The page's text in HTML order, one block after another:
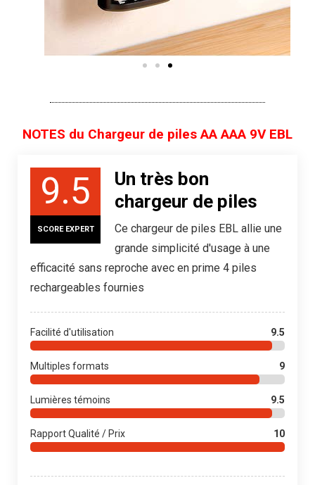
NOTES du Chargeur de piles AA AAA 9V EBL
9.5
SCORE EXPERT
Un très bon
chargeur de piles
Ce chargeur de piles EBL allie une
grande simplicité d'usage à une
efficacité sans reproche avec en prime 4 piles
rechargeables fournies
Facilité d'utilisation 9.5
Multiples formats 9
Lumières témoins 9.5
Rapport Qualité / Prix 10